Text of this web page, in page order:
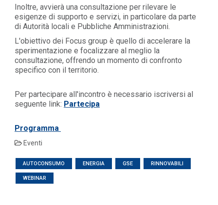
Inoltre, avvierà una consultazione per rilevare le
esigenze di supporto e servizi, in particolare da parte
di Autorità locali e Pubbliche Amministrazioni.
L'obiettivo dei Focus group è quello di accelerare la
sperimentazione e focalizzare al meglio la
consultazione, offrendo un momento di confronto
specifico con il territorio.
Per partecipare all'incontro è necessario iscriversi al
seguente link: Partecipa
Programma
Eventi
AUTOCONSUMO ENERGIA GSE RINNOVABILI
WEBINAR